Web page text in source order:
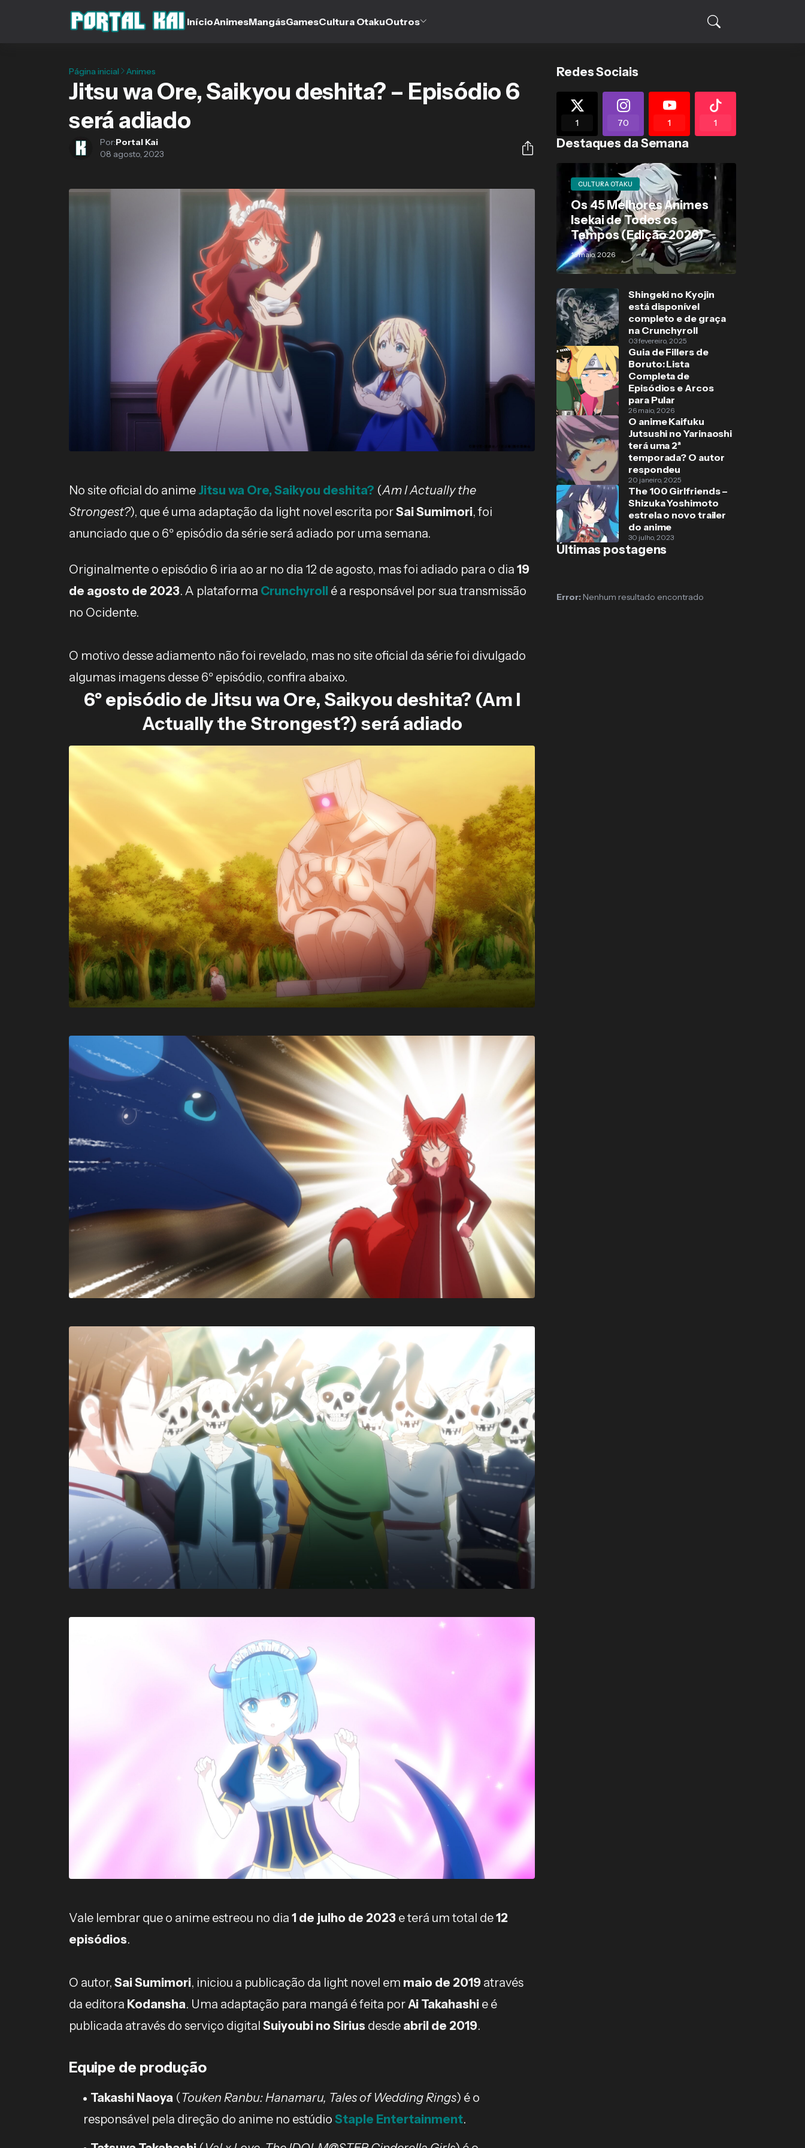
InícioAnimesMangásGamesCultura OtakuOutros
Página inicial Animes
Jitsu wa Ore, Saikyou deshita? – Episódio 6
será adiado
Por:Portal Kai
08 agosto, 2023
No site oficial do anime Jitsu wa Ore, Saikyou deshita? (Am I Actually the
Strongest?), que é uma adaptação da light novel escrita porSai Sumimori, foi
anunciado que o 6º episódio da série será adiado por uma semana.
Originalmente o episódio 6 iria ao ar no dia 12 de agosto, mas foi adiado para o dia 19
de agosto de 2023. A plataforma Crunchyroll é a responsável por sua transmissão
no Ocidente.
O motivo desse adiamento não foi revelado, mas no site oficial da série foi divulgado
algumas imagens desse 6º episódio, confira abaixo.
6º episódio de Jitsu wa Ore, Saikyou deshita? (Am I
Actually the Strongest?) será adiado
Vale lembrar que o anime estreou no dia 1 de julho de 2023 e terá um total de12
episódios.
O autor, Sai Sumimori, iniciou a publicação da light novel em maio de 2019 através
da editora Kodansha. Uma adaptação para mangá é feita porAi Takahashi e é
publicada através do serviço digital Suiyoubi no Sirius desde abril de 2019.
Equipe de produção
Takashi Naoya (Touken Ranbu: Hanamaru, Tales of Wedding Rings) é o
responsável pela direção do anime no estúdio Staple Entertainment.
Redes Sociais
1 70 1 1
Destaques da Semana
CULTURA OTAKU
Os 45 Melhores Animes
Isekai de Todos os
Tempos (Edição 2026)
13 maio, 2026
Shingeki no Kyojin
está disponível
completo e de graça
na Crunchyroll
03 fevereiro, 2025
Guia de Fillers de
Boruto: Lista
Completa de
Episódios e Arcos
para Pular
26 maio, 2026
O anime Kaifuku
Jutsushi no Yarinaoshi
terá uma 2ª
temporada? O autor
respondeu
20 janeiro, 2025
The 100 Girlfriends –
Shizuka Yoshimoto
estrela o novo trailer
do anime
30 julho, 2023
Últimas postagens
Error: Nenhum resultado encontrado